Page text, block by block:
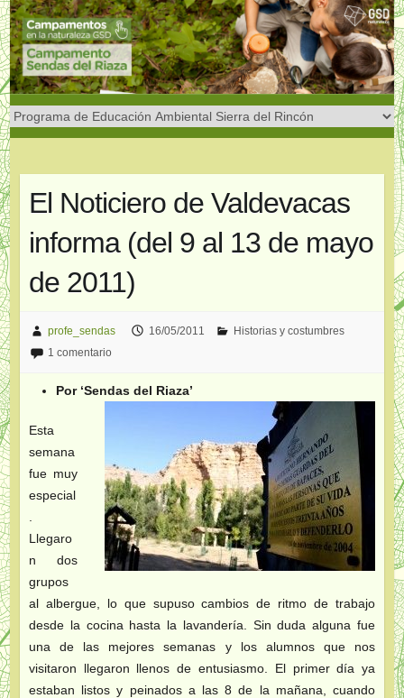
Saltar
al
contenido
El Noticiero de Valdevacas
informa (del 9 al 13 de mayo
de 2011)
profe_sendas 16/05/2011
Historias y costumbres
1 comentario
Por ‘Sendas del Riaza’
Esta
semana
fue muy
especial
Llegaro
n dos
grupos
al albergue, lo que supuso cambios de ritmo de trabajo
desde la cocina hasta la lavandería. Sin duda alguna fue
una de las mejores semanas y los alumnos que nos
visitaron llegaron llenos de entusiasmo. El primer día ya
estaban listos y peinados a las 8 de la mañana, cuando